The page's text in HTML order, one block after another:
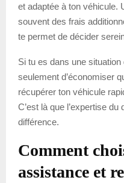
et adaptée à ton véhicule.
souvent des frais
te permet de décider
Si tu es dans une situation
seulement d’économiser
récupérer ton véhicule
C’est là que l’expertise
différence.
Comment
assistance et